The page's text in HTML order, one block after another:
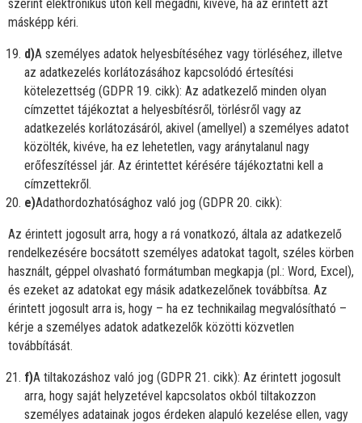
szerint elektronikus úton kell megadni, kivéve, ha az érintett azt
másképp kéri.
d)A személyes adatok helyesbítéséhez vagy törléséhez, illetve
az adatkezelés korlátozásához kapcsolódó értesítési
kötelezettség (GDPR 19. cikk): Az adatkezelő minden olyan
címzettet tájékoztat a helyesbítésről, törlésről vagy az
adatkezelés korlátozásáról, akivel (amellyel) a személyes adatot
közölték, kivéve, ha ez lehetetlen, vagy aránytalanul nagy
erőfeszítéssel jár. Az érintettet kérésére tájékoztatni kell a
címzettekről.
e)Adathordozhatósághoz való jog (GDPR 20. cikk):
Az érintett jogosult arra, hogy a rá vonatkozó, általa az adatkezelő
rendelkezésére bocsátott személyes adatokat tagolt, széles körben
használt, géppel olvasható formátumban megkapja (pl.: Word, Excel),
és ezeket az adatokat egy másik adatkezelőnek továbbítsa. Az
érintett jogosult arra is, hogy – ha ez technikailag megvalósítható –
kérje a személyes adatok adatkezelők közötti közvetlen
továbbítását.
f)A tiltakozáshoz való jog (GDPR 21. cikk): Az érintett jogosult
arra, hogy saját helyzetével kapcsolatos okból tiltakozzon
személyes adatainak jogos érdeken alapuló kezelése ellen, vagy